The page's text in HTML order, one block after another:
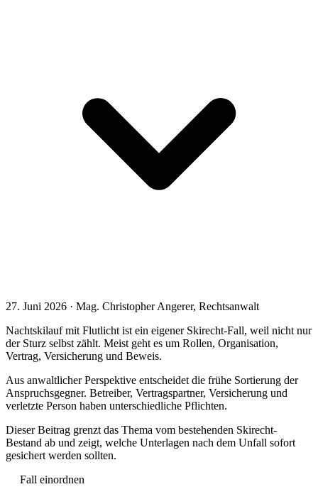
27. Juni 2026 · Mag. Christopher Angerer, Rechtsanwalt
Nachtskilauf mit Flutlicht ist ein eigener Skirecht-Fall, weil nicht nur
der Sturz selbst zählt. Meist geht es um Rollen, Organisation,
Vertrag, Versicherung und Beweis.
Aus anwaltlicher Perspektive entscheidet die frühe Sortierung der
Anspruchsgegner. Betreiber, Vertragspartner, Versicherung und
verletzte Person haben unterschiedliche Pflichten.
Dieser Beitrag grenzt das Thema vom bestehenden Skirecht-
Bestand ab und zeigt, welche Unterlagen nach dem Unfall sofort
gesichert werden sollten.
Fall einordnen